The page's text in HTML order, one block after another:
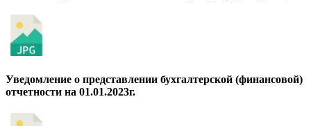
Уведомление о представлении бухгалтерской (финансовой)
отчетности на 01.01.2023г.